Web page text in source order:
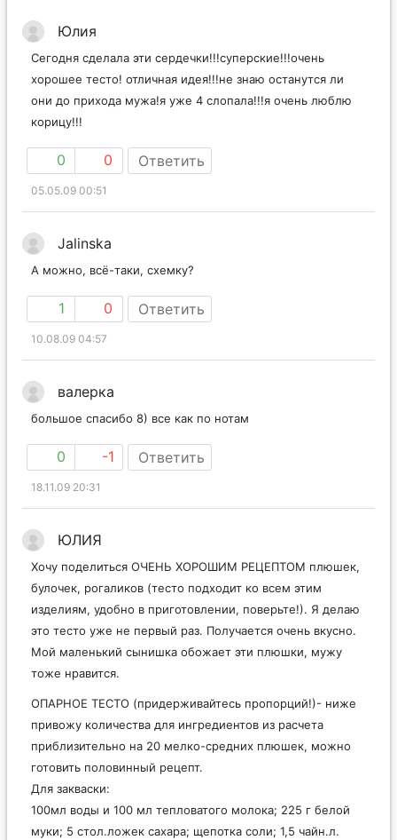
Юлия
Cегодня сделала эти сердечки!!!суперские!!!очень
хорошее тесто! отличная идея!!!не знаю останутся ли
они до прихода мужа!я уже 4 слопала!!!я очень люблю
корицу!!!
0 0 Ответить
05.05.09 00:51
Jalinska
А можно, всё-таки, схемку?
1 0 Ответить
10.08.09 04:57
валерка
большое спасибо 8) все как по нотам
0 -1 Ответить
18.11.09 20:31
ЮЛИЯ
Хочу поделиться ОЧЕНЬ ХОРОШИМ РЕЦЕПТОМ плюшек,
булочек, рогаликов (тесто подходит ко всем этим
изделиям, удобно в приготовлении, поверьте!). Я делаю
это тесто уже не первый раз. Получается очень вкусно.
Мой маленький сынишка обожает эти плюшки, мужу
тоже нравится.
ОПАРНОЕ ТЕСТО (придерживайтесь пропорций!)- ниже
привожу количества для ингредиентов из расчета
приблизительно на 20 мелко-средних плюшек, можно
готовить половинный рецепт.
Для закваски:
100мл воды и 100 мл тепловатого молока; 225 г белой
муки; 5 стол.ложек сахара; щепотка соли; 1,5 чайн.л.